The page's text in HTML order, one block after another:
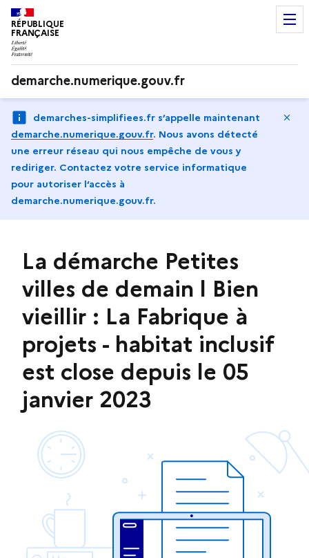
RÉPUBLIQUE
FRANÇAISE
demarche.numerique.gouv.fr
demarches-simplifiees.fr s’appelle maintenant
demarche.numerique.gouv.fr. Nous avons détecté
une erreur réseau qui nous empêche de vous y
rediriger. Contactez votre service informatique
pour autoriser l‘accès à
demarche.numerique.gouv.fr.
La démarche Petites
villes de demain l Bien
vieillir : La Fabrique à
projets - habitat inclusif
est close depuis le 05
janvier 2023